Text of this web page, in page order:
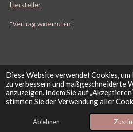
Diese Website verwendet Cookies, um
zu verbessern und maßgeschneiderte
anzuzeigen. Indem Sie auf
stimmen Sie der Verwendung aller
Ablehnen
Hersteller
"Vertrag widerrufen"
© 2025 KB Sportschützenbedarf Kuhle
E-Mail Telefon Karte